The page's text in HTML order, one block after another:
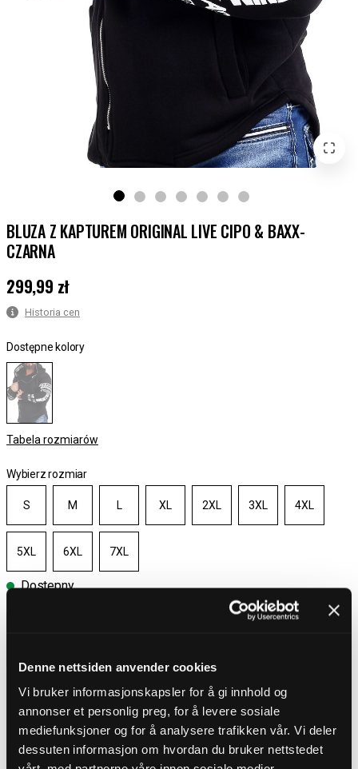
Denne nettsiden anvender cookies
Vi bruker informasjonskapsler for å gi innhold og
annonser et personlig preg, for å levere sosiale
mediefunksjoner og for å analysere trafikken vår. Vi deler
dessuten informasjon om hvordan du bruker nettstedet
BLUZA Z KAPTUREM ORIGINAL LIVE CIPO & BAXX-
CZARNA
Cena :299,99 zł
299,99 zł
Historia cen
Dostępne kolory
Tabela rozmiarów
Wybierz rozmiar
S M L XL 2XL 3XL 4XL
5XL 6XL 7XL
Dostepny
Darmowa wysyłka powyżej 450 zł
30-dniowy okres zwrotu
Dostawa 4-7 dni
Darmowa wysyłka powyżej 450 zł